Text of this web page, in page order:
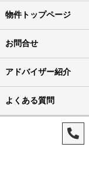
物件トップページ
お問合せ
アドバイザー紹介
よくある質問